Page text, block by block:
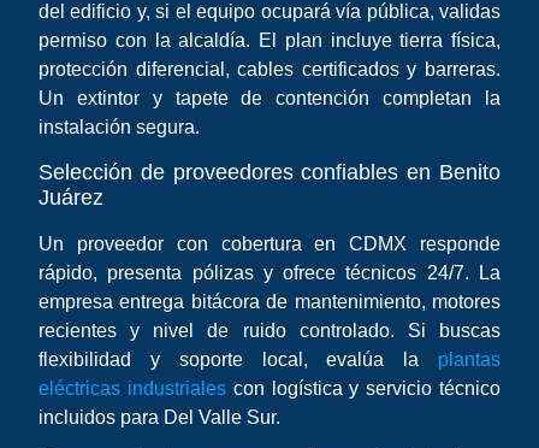
del edificio y, si el equipo ocupará vía pública, validas
permiso con la alcaldía. El plan incluye tierra física,
protección diferencial, cables certificados y barreras.
Un extintor y tapete de contención completan la
instalación segura.
Selección de proveedores confiables en Benito
Juárez
Un proveedor con cobertura en CDMX responde
rápido, presenta pólizas y ofrece técnicos 24/7. La
empresa entrega bitácora de mantenimiento, motores
recientes y nivel de ruido controlado. Si buscas
flexibilidad y soporte local, evalúa la plantas
eléctricas industrialescon logística y servicio técnico
incluidos para Del Valle Sur.